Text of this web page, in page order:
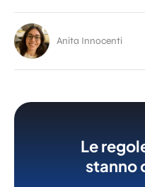
Anita Innocenti
Le
stanno